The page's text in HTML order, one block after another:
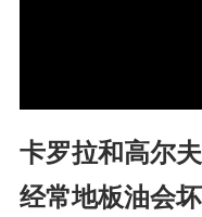
卡罗拉和高尔
经常地板油会